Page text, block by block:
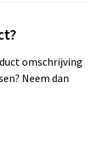
omschrijving
Neem dan